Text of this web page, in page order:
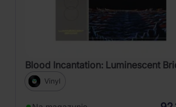
Blood Incantation: Luminescent
Vinyl